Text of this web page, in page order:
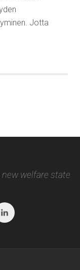
Jotta
welfare state
Linkedin